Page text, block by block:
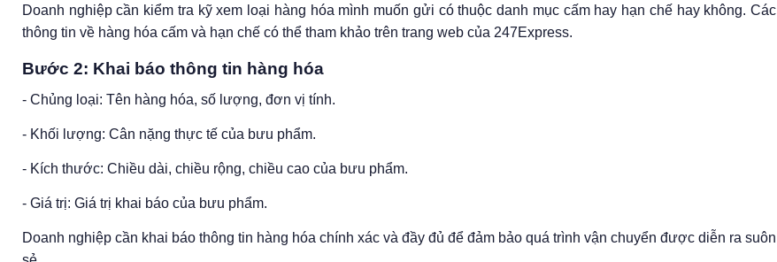
Doanh nghiệp cần kiểm tra kỹ xem loại hàng hóa mình muốn gửi có thuộc danh mục cấm hay hạn chế hay không. Các
thông tin về hàng hóa cấm và hạn chế có thể tham khảo trên trang web của 247Express.
Bước 2: Khai báo thông tin hàng hóa
- Chủng loại: Tên hàng hóa, số lượng, đơn vị tính.
- Khối lượng: Cân nặng thực tế của bưu phẩm.
- Kích thước: Chiều dài, chiều rộng, chiều cao của bưu phẩm.
- Giá trị: Giá trị khai báo của bưu phẩm.
Doanh nghiệp cần khai báo thông tin hàng hóa chính xác và đầy đủ để đảm bảo quá trình vận chuyển được diễn ra suôn